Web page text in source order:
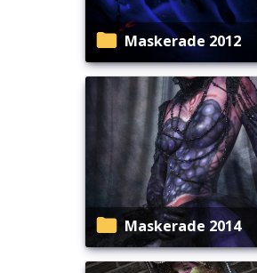
Maskerade 2012
Maskerade 2014